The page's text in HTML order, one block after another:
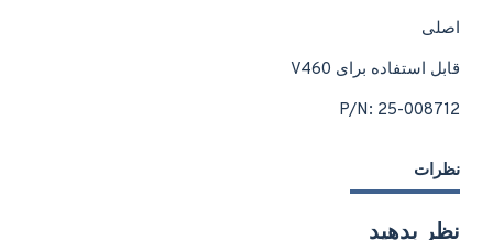
اصلی
قابل استفاده برای V460
P/N: 25-008712
نظرات
نظر بدهید